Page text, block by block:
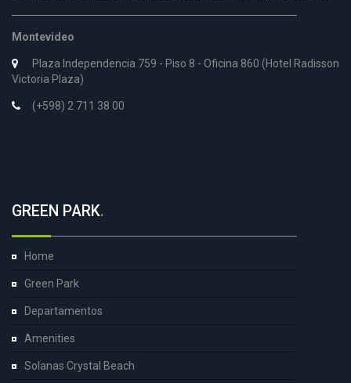
Montevideo
Plaza Independencia 759 - Piso 8 - Oficina 860 (Hotel Radisson
Victoria Plaza)
(+598) 2 711 38 00
GREEN PARK.
Home
Green Park
Departamentos
Amenities
Solanas Crystal Beach